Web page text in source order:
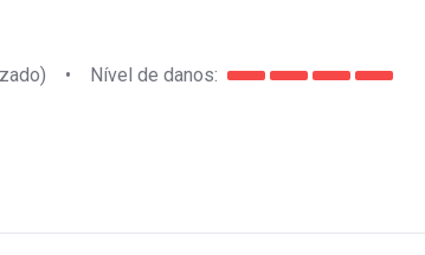
• Nível de danos: